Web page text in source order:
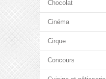
Chocolat
Cinéma
Cirque
Concours